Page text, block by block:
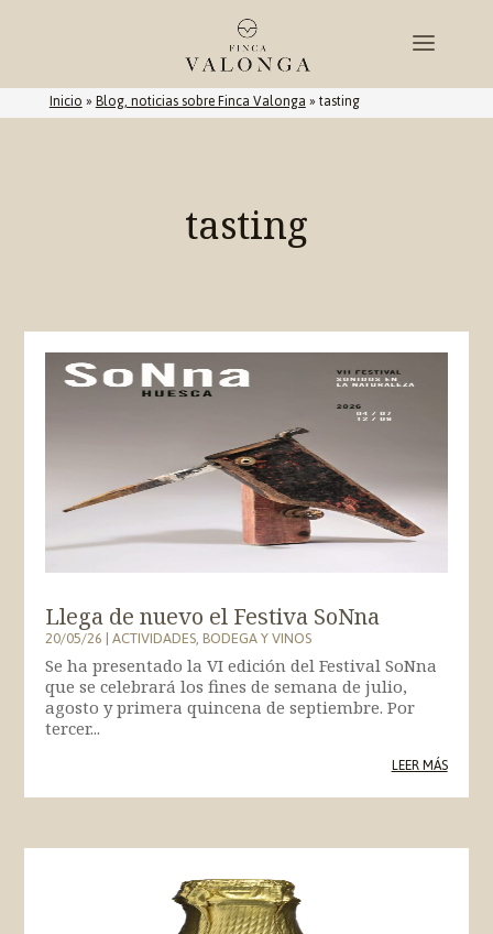
Inicio»Blog, noticias sobre Finca Valonga»tasting
tasting
Llega de nuevo el Festiva SoNna
20/05/26|ACTIVIDADES,BODEGA Y VINOS
Se ha presentado la VI edición del Festival SoNna
que se celebrará los fines de semana de julio,
agosto y primera quincena de septiembre. Por
tercer...
LEER MÁS